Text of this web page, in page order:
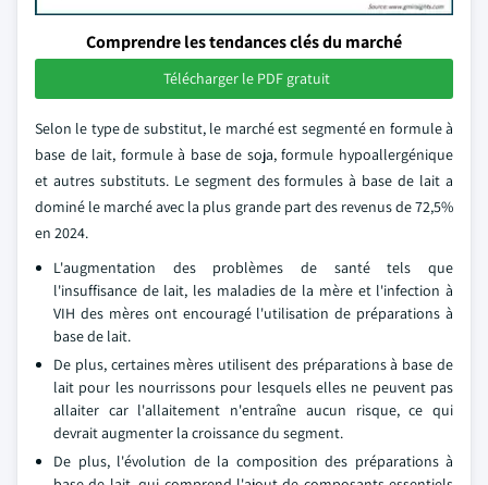
Comprendre les tendances clés du marché
Télécharger le PDF gratuit
Selon le type de substitut, le marché est segmenté en formule à
base de lait, formule à base de soja, formule hypoallergénique
et autres substituts. Le segment des formules à base de lait a
dominé le marché avec la plus grande part des revenus de 72,5%
en 2024.
L'augmentation des problèmes de santé tels que
l'insuffisance de lait, les maladies de la mère et l'infection à
VIH des mères ont encouragé l'utilisation de préparations à
base de lait.
De plus, certaines mères utilisent des préparations à base de
lait pour les nourrissons pour lesquels elles ne peuvent pas
allaiter car l'allaitement n'entraîne aucun risque, ce qui
devrait augmenter la croissance du segment.
De plus, l'évolution de la composition des préparations à